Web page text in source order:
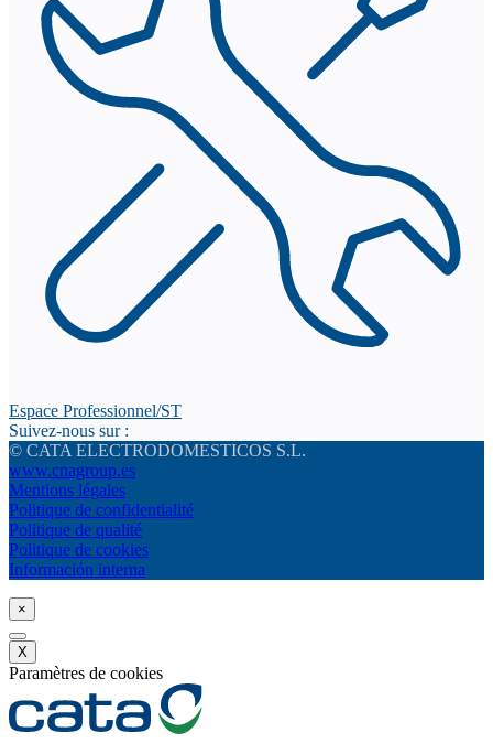
Espace Professionnel/ST
Suivez-nous sur :
© CATA ELECTRODOMESTICOS S.L.
www.cnagroup.es
Mentions légales
Politique de confidentialité
Politique de qualité
Politique de cookies
Información interna
×
X
Paramètres de cookies